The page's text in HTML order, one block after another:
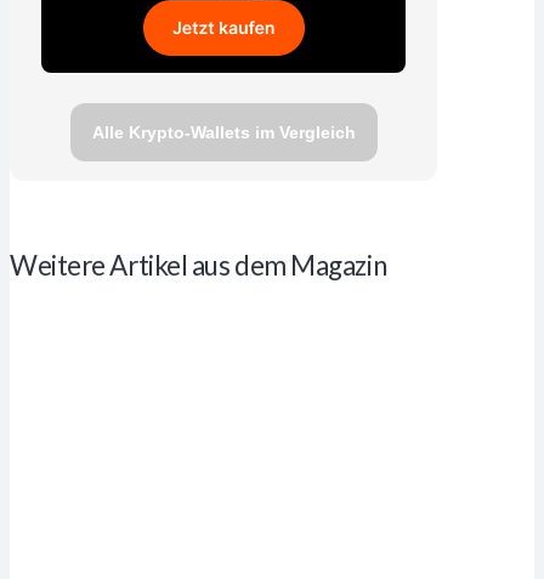
Alle Krypto-Wallets im Vergleich
Weitere Artikel aus dem Magazin